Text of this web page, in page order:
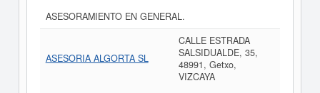
ASESORAMIENTO EN GENERAL.
ASESORIA ALGORTA SL
CALLE ESTRADA
SALSIDUALDE, 35,
48991, Getxo,
VIZCAYA